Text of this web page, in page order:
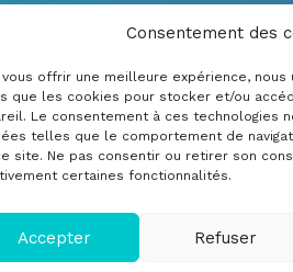
Consentement des
vous offrir une meilleure expérience,
que les cookies pour stocker et/ou
Le consentement à ces technologies
telles que le comportement de
site. Ne pas consentir ou retirer son
certaines fonctionnalités.
Accepter Refuser
CRDM Controller
CRDM webView